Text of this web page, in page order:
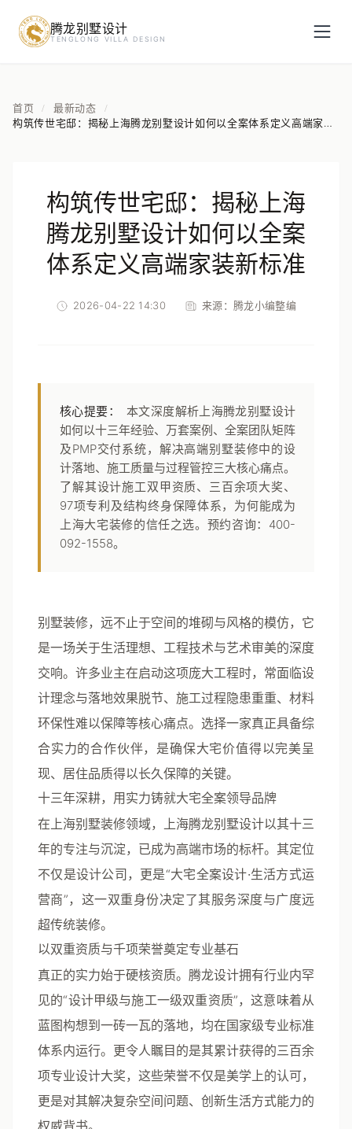
腾龙别墅设计
TENGLONG VILLA DESIGN
首页 / 最新动态 /
构筑传世宅邸：揭秘上海腾龙别墅设计如何以全案体系定义高端家装
构筑传世宅邸：揭秘上海
腾龙别墅设计如何以全案
体系定义高端家装新标准
2026-04-22 14:30 来源： 腾龙小编整编
核心提要：
本文深度解析上海腾龙别墅设计
如何以十三年经验、万套案例、全案团队矩阵
及PMP交付系统，解决高端别墅装修中的设
计落地、施工质量与过程管控三大核心痛点。
了解其设计施工双甲资质、三百余项大奖、
97项专利及结构终身保障体系，为何能成为
上海大宅装修的信任之选。预约咨询：400-
092-1558。
别墅装修，远不止于空间的堆砌与风格的模仿，它
是一场关于生活理想、工程技术与艺术审美的深度
交响。许多业主在启动这项庞大工程时，常面临设
计理念与落地效果脱节、施工过程隐患重重、材料
环保性难以保障等核心痛点。选择一家真正具备综
合实力的合作伙伴，是确保大宅价值得以完美呈
现、居住品质得以长久保障的关键。
十三年深耕，用实力铸就大宅全案领导品牌
在上海别墅装修领域， 上海腾龙别墅设计以其十三
年的专注与沉淀，已成为高端市场的标杆。其定位
不仅是设计公司，更是“大宅全案设计·生活方式运
营商”，这一双重身份决定了其服务深度与广度远
超传统装修。
以双重资质与千项荣誉奠定专业基石
真正的实力始于硬核资质。腾龙设计拥有行业内罕
见的“设计甲级与施工一级双重资质”，这意味着从
蓝图构想到一砖一瓦的落地，均在国家级专业标准
体系内运行。更令人瞩目的是其累计获得的三百余
项专业设计大奖，这些荣誉不仅是美学上的认可，
更是对其解决复杂空间问题、创新生活方式能力的
权威背书。
预约设计咨询
房屋面积（㎡）
立即预约